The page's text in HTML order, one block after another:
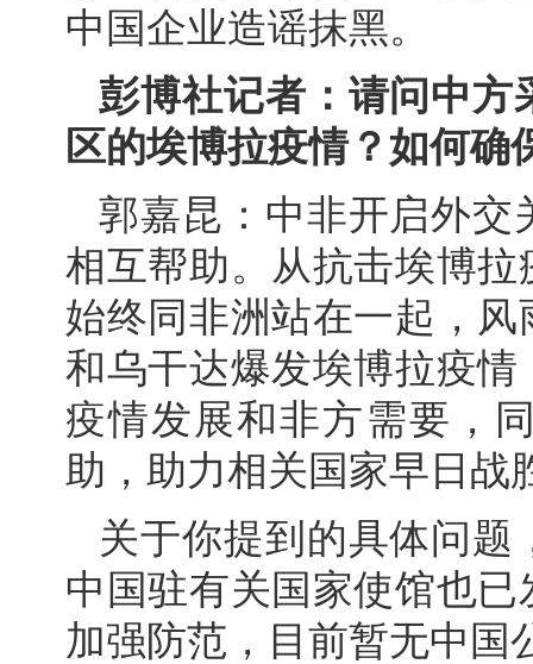
中国企业造谣抹黑。
彭博社记者：请问中方
区的埃博拉疫情？如何确
郭嘉昆：中非开启外交
相互帮助。从抗击埃博
始终同非洲站在一起，
和乌干达爆发埃博拉疫
疫情发展和非方需要，
助，助力相关国家早日战
关于你提到的具体问
中国驻有关国家使馆也
加强防范，目前暂无中国